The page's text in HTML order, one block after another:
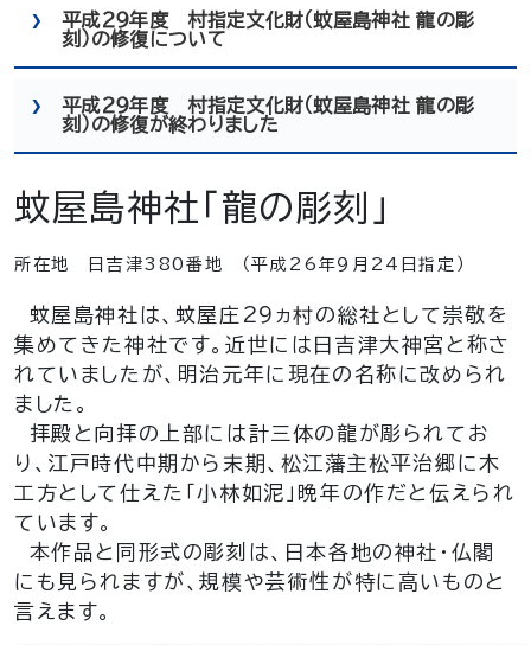
平成２９年度 村指定文化財（蚊屋島神社 龍の彫
刻）の修復について
平成２９年度 村指定文化財（蚊屋島神社 龍の彫
刻）の修復が終わりました
蚊屋島神社「龍の彫刻」
所在地 日吉津380番地 （平成26年９月24日指定）
蚊屋島神社は、蚊屋庄29ヵ村の総社として崇敬を
集めてきた神社です。近世には日吉津大神宮と称さ
れていましたが、明治元年に現在の名称に改められ
ました。
拝殿と向拝の上部には計三体の龍が彫られてお
り、江戸時代中期から末期、松江藩主松平治郷に木
工方として仕えた「小林如泥」晩年の作だと伝えられ
ています。
本作品と同形式の彫刻は、日本各地の神社・仏閣
にも見られますが、規模や芸術性が特に高いものと
言えます。